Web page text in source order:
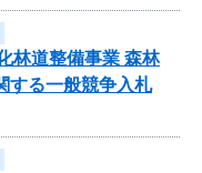
林道整備事業 森林
する一般競争入札